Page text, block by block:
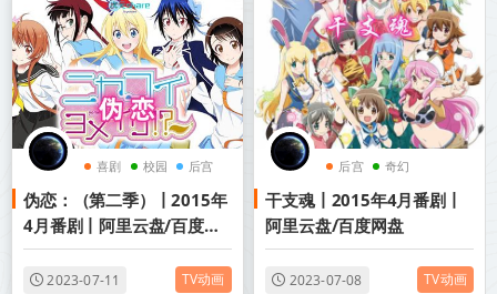
喜剧 校园 后宫
伪恋：（第二季）丨2015年
4月番剧丨阿里云盘/百度网
盘
2023-07-11 TV动画
后宫 奇幻
2015年动画
干支魂丨2015年4月番剧丨
阿里云盘/百度网盘
2023-07-08 TV动画